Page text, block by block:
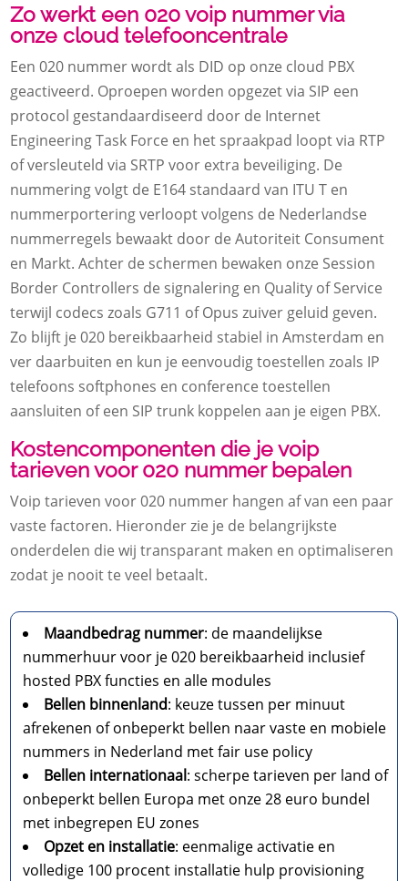
Zo werkt een 020 voip nummer via
onze cloud telefooncentrale
Een 020 nummer wordt als DID op onze cloud PBX
geactiveerd.​ Oproepen worden opgezet via SIP een
protocol gestandaardiseerd door de Internet
Engineering Task Force en het spraakpad loopt via RTP
of versleuteld via SRTP voor extra beveiliging.​ De
nummering volgt de E164 standaard van ITU T en
nummerportering verloopt volgens de Nederlandse
nummerregels bewaakt door de Autoriteit Consument
en Markt.​ Achter de schermen bewaken onze Session
Border Controllers de signalering en Quality of Service
terwijl codecs zoals G711 of Opus zuiver geluid geven.​
Zo blijft je 020 bereikbaarheid stabiel in Amsterdam en
ver daarbuiten en kun je eenvoudig toestellen zoals IP
telefoons softphones en conference toestellen
aansluiten of een SIP trunk koppelen aan je eigen PBX.​
Kostencomponenten die je voip
tarieven voor 020 nummer bepalen
Voip tarieven voor 020 nummer hangen af van een paar
vaste factoren.​ Hieronder zie je de belangrijkste
onderdelen die wij transparant maken en optimaliseren
zodat je nooit te veel betaalt.​
Maandbedrag nummer: de maandelijkse
nummerhuur voor je 020 bereikbaarheid inclusief
hosted PBX functies en alle modules
Bellen binnenland: keuze tussen per minuut
afrekenen of onbeperkt bellen naar vaste en mobiele
nummers in Nederland met fair use policy
Bellen internationaal: scherpe tarieven per land of
onbeperkt bellen Europa met onze 28 euro bundel
met inbegrepen EU zones
Opzet en installatie: eenmalige activatie en
volledige 100 procent installatie hulp provisioning